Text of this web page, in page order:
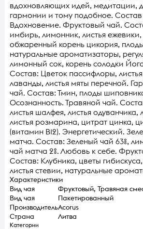
вдохновляющих идей, медитации,
гармонии и тому подобное.
Вдохновение. Фруктовый чай.
имбирь, лимонник, листья
обжаренный корень цикория,
натуральные ароматизаторы,
лимонный сок, корень солодки
Состав: Цветок пассифлоры,
лаванды, листья мяты перечной.
чай. Состав: Тмин, плоды
Осознанность. Травяной чай.
листья шалфея, листья одуванчика,
листья розмарина, цитрат цинка,
(витамин В12). Энергетический.
матча. Состав: Зеленый чай 63%,
чай матча 2%. Любовь к себе.
Состав: Клубника, цветы
листья стевии, натуральные
Характеристики
Вид чая
Фруктовый, Травяная
Вид чая
Пакетированный
ПроизводительAcorus
Страна
Литва
Категории